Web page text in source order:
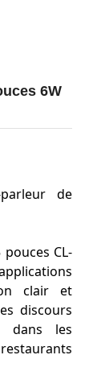
6W
de
CL-
clair et
discours
dans les